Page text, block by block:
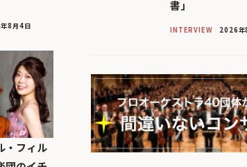
8月4日
・フィル
書」
INTERVIEW 2026年